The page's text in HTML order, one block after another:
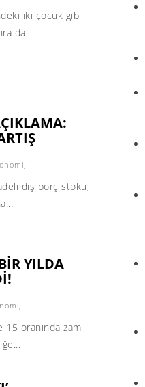
iki çocuk gibi
da
,
dış borç stoku,
YILDA
,
15 oranında zam